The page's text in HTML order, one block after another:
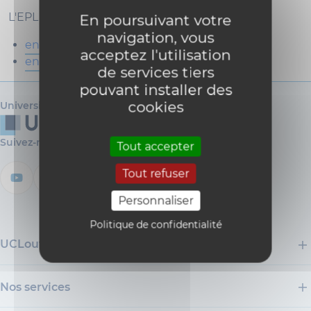
En poursuivant votre
navigation, vous
acceptez l'utilisation
de services tiers
pouvant installer des
cookies
Tout accepter
Tout refuser
Personnaliser
Politique de confidentialité
L'EPL organise deux masters de spécialisation :
en génie nucléaire
en nanotechnologies
Université catholique de Louvain
Suivez-nous
UCLouvain
Nos services